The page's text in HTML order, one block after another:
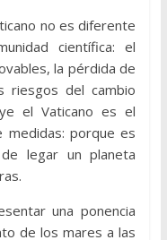
no es diferente
científica: el
la pérdida de
riesgos del cambio
el Vaticano es el
medidas: porque es
legar un planeta
una ponencia
de los mares a las